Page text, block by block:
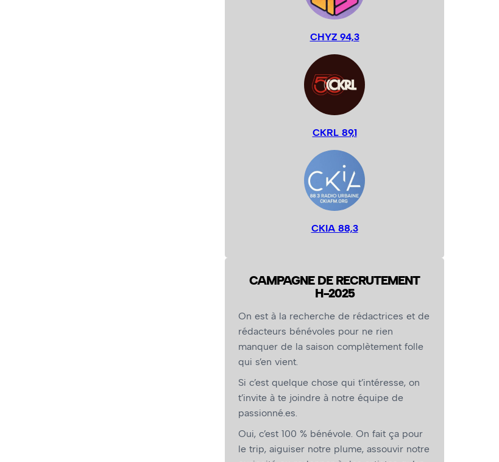
CHYZ 94,3
CKRL 89,1
CKIA 88,3
CAMPAGNE DE RECRUTEMENT
H-2025
On est à la recherche de rédactrices et de
rédacteurs bénévoles pour ne rien
manquer de la saison complètement folle
qui s’en vient.
Si c’est quelque chose qui t’intéresse, on
t’invite à te joindre à notre équipe de
passionné.es.
Oui, c’est 100 % bénévole. On fait ça pour
le trip, aiguiser notre plume, assouvir notre